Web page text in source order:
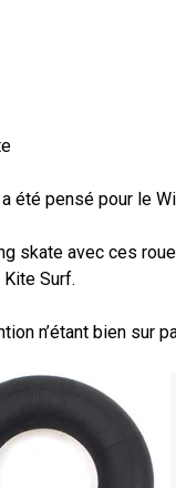
été pensé pour le
skate avec ces
Surf.
n’étant bien sur